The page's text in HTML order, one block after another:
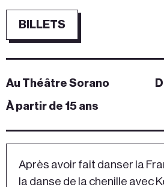
BILLETS
Au Théâtre Sorano
À partir de 15 ans
Après avoir fait danser la
la danse de la chenille avec